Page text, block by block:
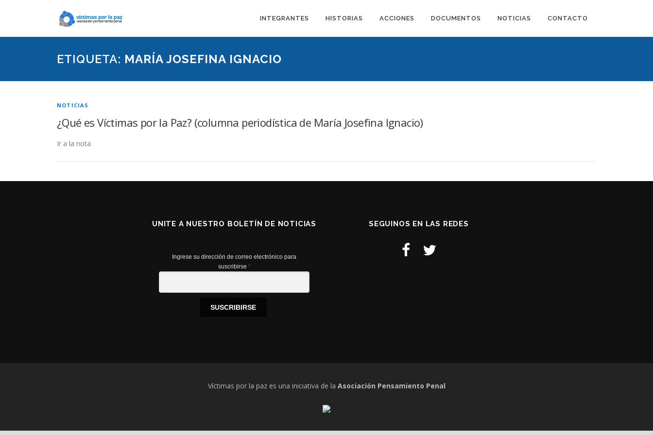
INTEGRANTES HISTORIAS ACCIONES DOCUMENTOS NOTICIAS CONTACTO
ETIQUETA: MARÍA JOSEFINA IGNACIO
NOTICIAS
¿Qué es Víctimas por la Paz? (columna periodística de María Josefina Ignacio)
Ir a la nota
UNITE A NUESTRO BOLETÍN DE NOTICIAS
Ingrese su dirección de correo electrónico para
suscribirse *
SUSCRIBIRSE
SEGUINOS EN LAS REDES
Víctimas por la paz es una iniciativa de la Asociación Pensamiento Penal